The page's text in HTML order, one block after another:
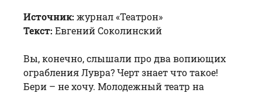
Источник: журнал «Театрон»
Текст: Евгений Соколинский
Вы, конечно, слышали про два вопиющих
ограбления Лувра? Черт знает что такое!
Бери – не хочу. Молодежный театр на